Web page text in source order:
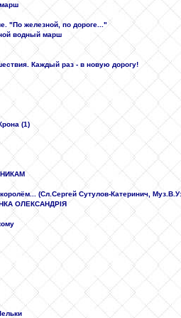
"По железной, по дороге..."
водный марш
Каждый раз - в новую дорогу!
(1)
(Сл.Сергей Сутулов-Катеринич,
ОЛЕКСАНДРІЯ